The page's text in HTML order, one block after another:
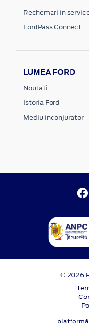
Rechemari in service
FordPass Connect
LUMEA FORD
Noutati
Istoria Ford
Mediu inconjurator
© 2026
platformă